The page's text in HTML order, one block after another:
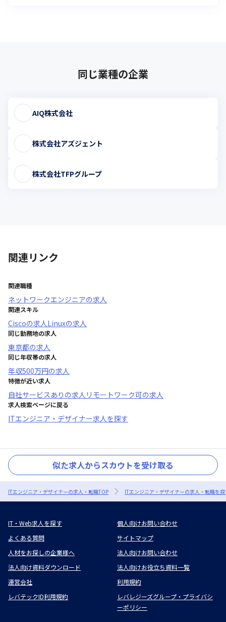
同じ業種の企業
AIQ株式会社
株式会社アズジェント
株式会社TFPグループ
関連リンク
関連職種
ネットワークエンジニアの求人
関連スキル
Ciscoの求人Linuxの求人
同じ勤務地の求人
東京都の求人
同じ年収帯の求人
年収500万円の求人
特徴が近い求人
自社サービスあり の求人 リモートワーク可の求人
求人検索ページに戻る
ITエンジニア・デザイナー求人を探す
似た求人からスカウトを受け取る
ITエンジニア・デザイナーの求人・転職TOP ITエンジニア・デザイナーの求人・転職を
IT・Web求人を探す
個人向けお問い合わせ
よくある質問
サイトマップ
人材をお探しの企業様へ
法人向けお問い合わせ
法人向け資料ダウンロード
法人向けお役立ち資料一覧
運営会社
利用規約
レバテックID利用規約
レバレジーズグループ・プライバシ
ーポリシー